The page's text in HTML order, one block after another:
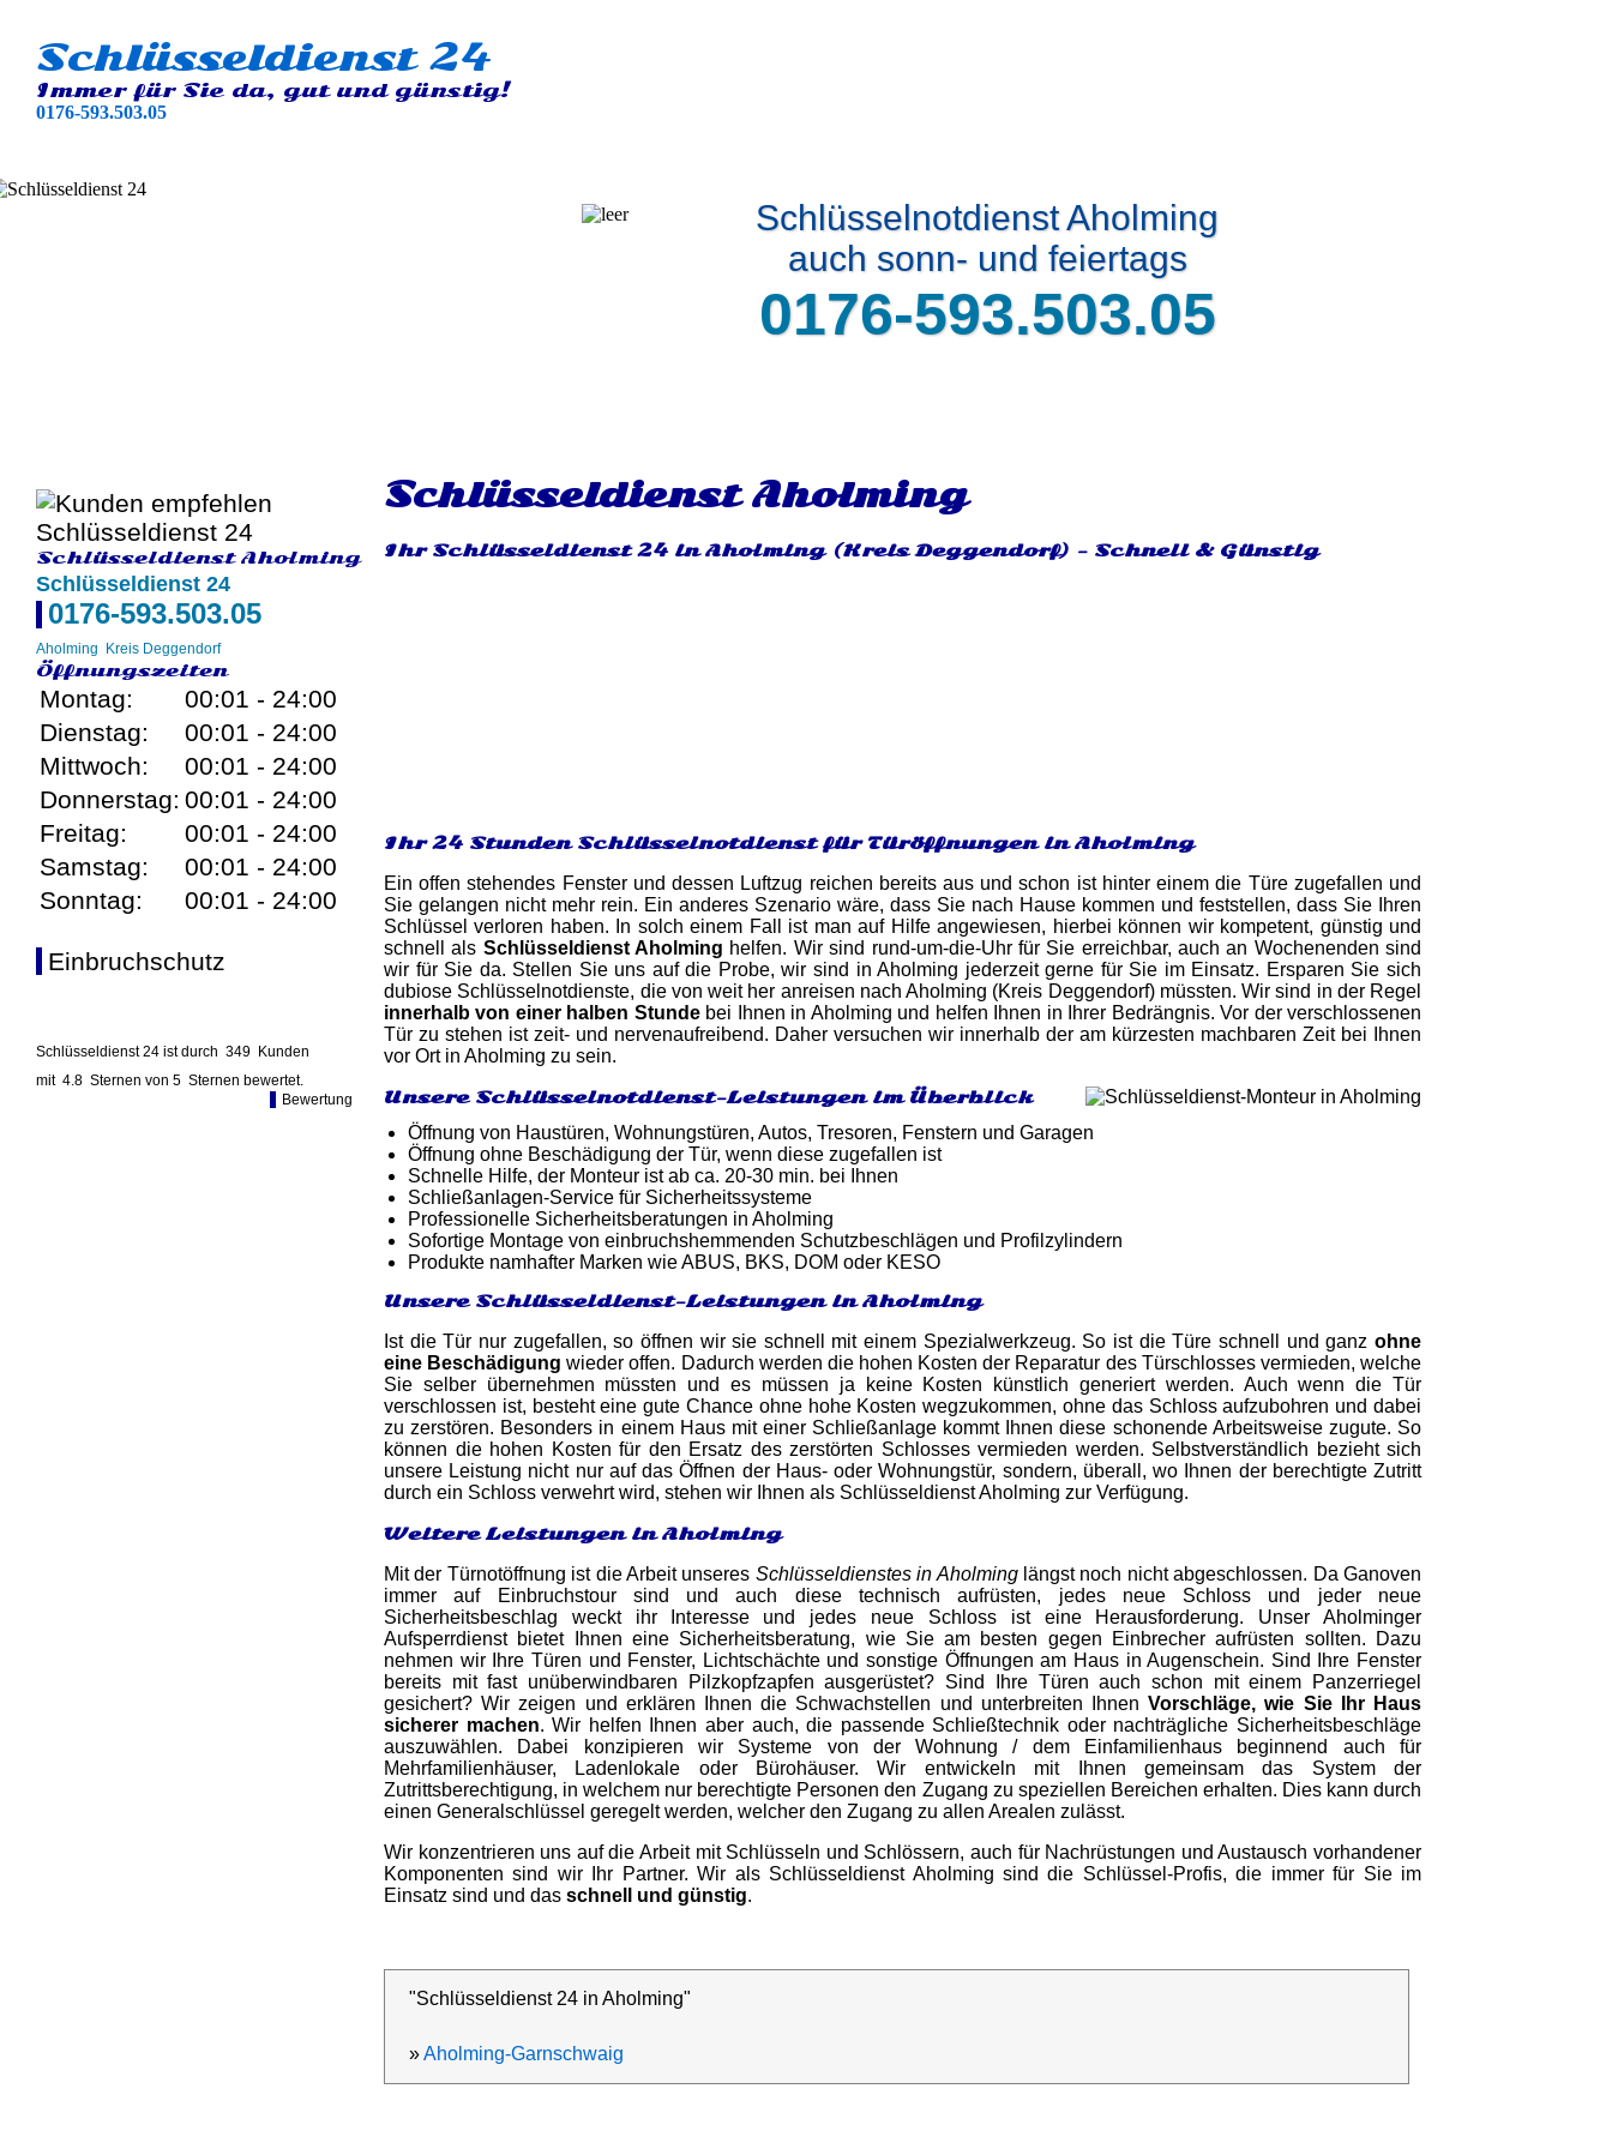
Schlüsseldienst 24
Immer für Sie da, gut und günstig!
0176-593.503.05
Schlüsselnotdienst Aholming
auch sonn- und feiertags
0176-593.503.05
Schlüsseldienst Aholming
Schlüsseldienst 24
0176-593.503.05
Aholming Kreis Deggendorf
Öffnungszeiten
Montag:
00:01 - 24:00
Dienstag:
00:01 - 24:00
Mittwoch:
00:01 - 24:00
Donnerstag: 00:01 - 24:00
Freitag:
00:01 - 24:00
Samstag:
00:01 - 24:00
Sonntag:
00:01 - 24:00
Einbruchschutz
Schlüsseldienst 24 ist durch 349 Kunden
mit 4.8 Sternen von 5 Sternen bewertet.
Bewertung
Schlüsseldienst Aholming
Ihr Schlüsseldienst 24 in Aholming (Kreis Deggendorf) - Schnell & Günstig
Ihr 24 Stunden Schlüsselnotdienst für Türöffnungen in Aholming
Ein offen stehendes Fenster und dessen Luftzug reichen bereits aus und schon ist hinter einem die Türe zugefallen und
Sie gelangen nicht mehr rein. Ein anderes Szenario wäre, dass Sie nach Hause kommen und feststellen, dass Sie Ihren
Schlüssel verloren haben. In solch einem Fall ist man auf Hilfe angewiesen, hierbei können wir kompetent, günstig und
schnell als Schlüsseldienst Aholming helfen. Wir sind rund-um-die-Uhr für Sie erreichbar, auch an Wochenenden sind
wir für Sie da. Stellen Sie uns auf die Probe, wir sind in Aholming jederzeit gerne für Sie im Einsatz. Ersparen Sie sich
dubiose Schlüsselnotdienste, die von weit her anreisen nach Aholming (Kreis Deggendorf) müssten. Wir sind in der Regel
innerhalb von einer halben Stundebei Ihnen in Aholming und helfen Ihnen in Ihrer Bedrängnis. Vor der verschlossenen
Tür zu stehen ist zeit- und nervenaufreibend. Daher versuchen wir innerhalb der am kürzesten machbaren Zeit bei Ihnen
vor Ort in Aholming zu sein.
Unsere Schlüsselnotdienst-Leistungen im Überblick
Öffnung von Haustüren, Wohnungstüren, Autos, Tresoren, Fenstern und Garagen
Öffnung ohne Beschädigung der Tür, wenn diese zugefallen ist
Schnelle Hilfe, der Monteur ist ab ca. 20-30 min. bei Ihnen
Schließanlagen-Service für Sicherheitssysteme
Professionelle Sicherheitsberatungen in Aholming
Sofortige Montage von einbruchshemmenden Schutzbeschlägen und Profilzylindern
Produkte namhafter Marken wie ABUS, BKS, DOM oder KESO
Unsere Schlüsseldienst-Leistungen in Aholming
Ist die Tür nur zugefallen, so öffnen wir sie schnell mit einem Spezialwerkzeug. So ist die Türe schnell und ganz ohne
eine Beschädigung wieder offen. Dadurch werden die hohen Kosten der Reparatur des Türschlosses vermieden, welche
Sie selber übernehmen müssten und es müssen ja keine Kosten künstlich generiert werden. Auch wenn die Tür
verschlossen ist, besteht eine gute Chance ohne hohe Kosten wegzukommen, ohne das Schloss aufzubohren und dabei
zu zerstören. Besonders in einem Haus mit einer Schließanlage kommt Ihnen diese schonende Arbeitsweise zugute. So
können die hohen Kosten für den Ersatz des zerstörten Schlosses vermieden werden. Selbstverständlich bezieht sich
unsere Leistung nicht nur auf das Öffnen der Haus- oder Wohnungstür, sondern, überall, wo Ihnen der berechtigte Zutritt
durch ein Schloss verwehrt wird, stehen wir Ihnen als Schlüsseldienst Aholming zur Verfügung.
Weitere Leistungen in Aholming
Mit der Türnotöffnung ist die Arbeit unseres Schlüsseldienstes in Aholminglängst noch nicht abgeschlossen. Da Ganoven
immer auf Einbruchstour sind und auch diese technisch aufrüsten, jedes neue Schloss und jeder neue
Sicherheitsbeschlag weckt ihr Interesse und jedes neue Schloss ist eine Herausforderung. Unser Aholminger
Aufsperrdienst bietet Ihnen eine Sicherheitsberatung, wie Sie am besten gegen Einbrecher aufrüsten sollten. Dazu
nehmen wir Ihre Türen und Fenster, Lichtschächte und sonstige Öffnungen am Haus in Augenschein. Sind Ihre Fenster
bereits mit fast unüberwindbaren Pilzkopfzapfen ausgerüstet? Sind Ihre Türen auch schon mit einem Panzerriegel
gesichert? Wir zeigen und erklären Ihnen die Schwachstellen und unterbreiten IhnenVorschläge, wie Sie Ihr Haus
sicherer machen. Wir helfen Ihnen aber auch, die passende Schließtechnik oder nachträgliche Sicherheitsbeschläge
auszuwählen. Dabei konzipieren wir Systeme von der Wohnung / dem Einfamilienhaus beginnend auch für
Mehrfamilienhäuser, Ladenlokale oder Bürohäuser. Wir entwickeln mit Ihnen gemeinsam das System der
Zutrittsberechtigung, in welchem nur berechtigte Personen den Zugang zu speziellen Bereichen erhalten. Dies kann durch
einen Generalschlüssel geregelt werden, welcher den Zugang zu allen Arealen zulässt.
Wir konzentrieren uns auf die Arbeit mit Schlüsseln und Schlössern, auch für Nachrüstungen und Austausch vorhandener
Komponenten sind wir Ihr Partner. Wir als Schlüsseldienst Aholming sind die Schlüssel-Profis, die immer für Sie im
Einsatz sind und das schnell und günstig.
"Schlüsseldienst 24 in Aholming"
»Aholming-Garnschwaig